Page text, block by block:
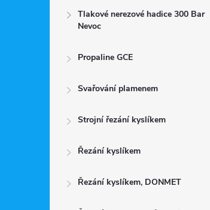
Tlakové nerezové hadice 300 Bar
Nevoc
Propaline GCE
Svařování plamenem
Strojní řezání kyslíkem
Řezání kyslíkem
Řezání kyslíkem, DONMET